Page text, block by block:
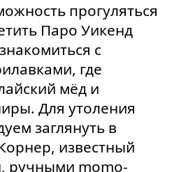
прогуляться
Паро Уикенд
с
где
мёд и
Для утоления
заглянуть в
известный
ручными momo-